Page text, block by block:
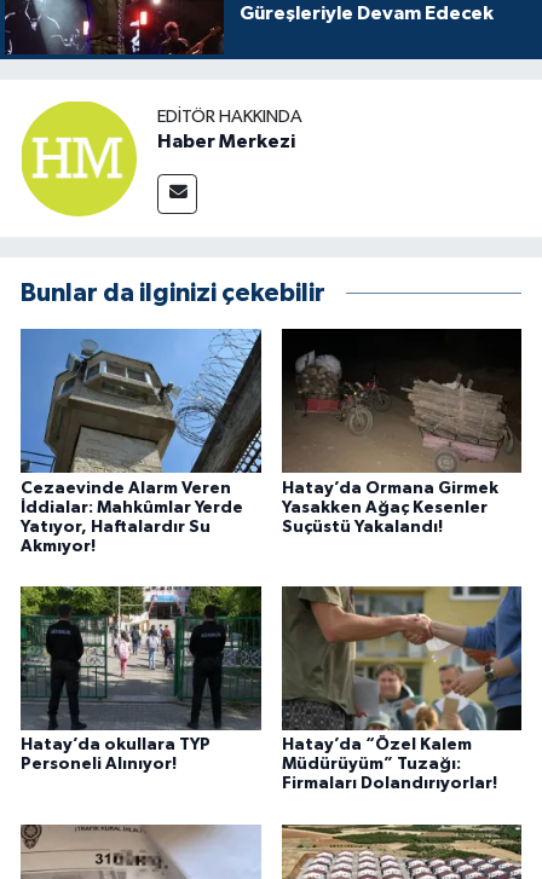
Güreşleriyle Devam Edecek
EDITÖR HAKKINDA
Haber Merkezi
Bunlar da ilginizi çekebilir
Cezaevinde Alarm Veren
İddialar: Mahkûmlar Yerde
Yatıyor, Haftalardır Su
Akmıyor!
Hatay’da Ormana Girmek
Yasakken Ağaç Kesenler
Suçüstü Yakalandı!
Hatay’da okullara TYP
Personeli Alınıyor!
Hatay’da “Özel Kalem
Müdürüyüm” Tuzağı:
Firmaları Dolandırıyorlar!